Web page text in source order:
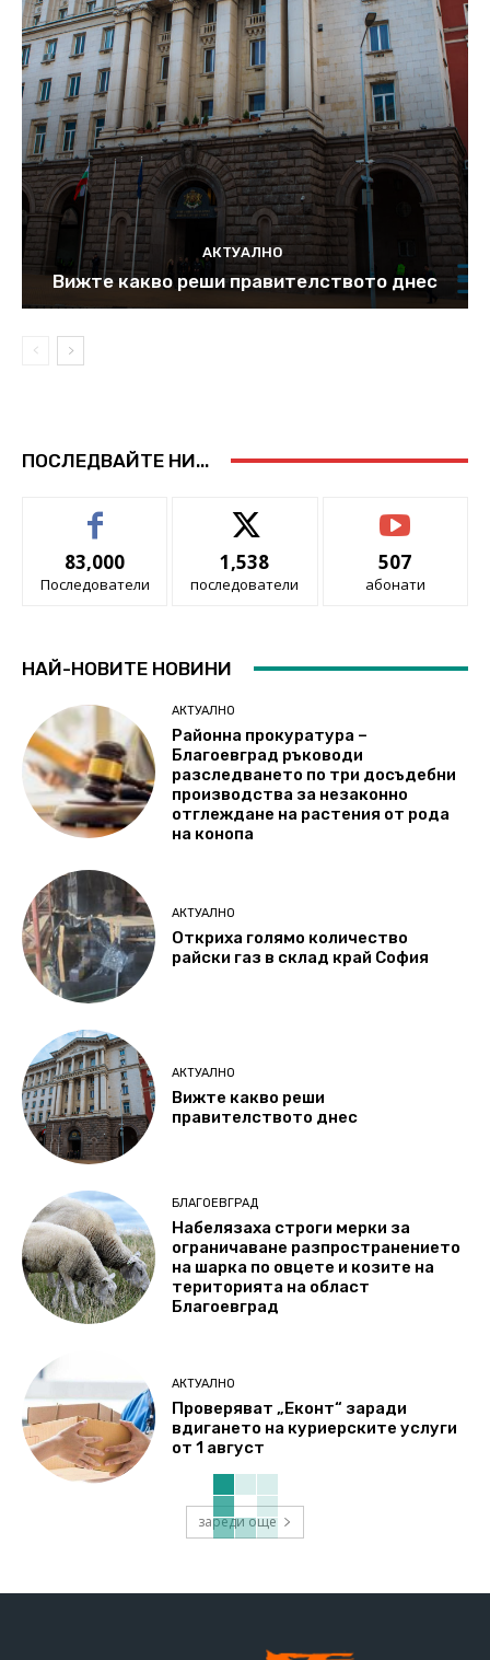
АКТУАЛНО
Вижте какво реши правителството днес
ПОСЛЕДВАЙТЕ НИ...
83,000
Последователи
1,538
последователи
507
абонати
НАЙ-НОВИТЕ НОВИНИ
АКТУАЛНО
Районна прокуратура –
Благоевград ръководи
разследването по три досъдебни
производства за незаконно
отглеждане на растения от рода
на конопа
АКТУАЛНО
Откриха голямо количество
райски газ в склад край София
АКТУАЛНО
Вижте какво реши
правителството днес
БЛАГОЕВГРАД
Набелязаха строги мерки за
ограничаване разпространението
на шарка по овцете и козите на
територията на област
Благоевград
АКТУАЛНО
Проверяват „Еконт“ заради
вдигането на куриерските услуги
от 1 август
зареди още